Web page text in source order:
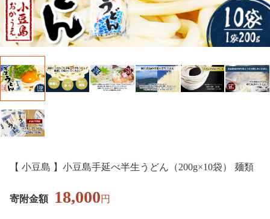
【 小豆島 】小豆島手延べ半生うどん（200g×10袋） 麺類
寄附金額 18,000円